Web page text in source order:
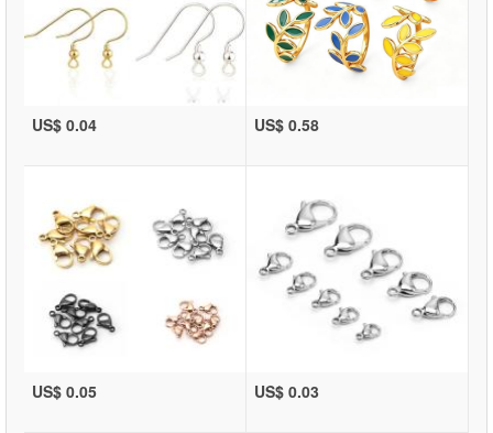
US$ 0.04 US$ 0.58
US$ 0.05 US$ 0.03